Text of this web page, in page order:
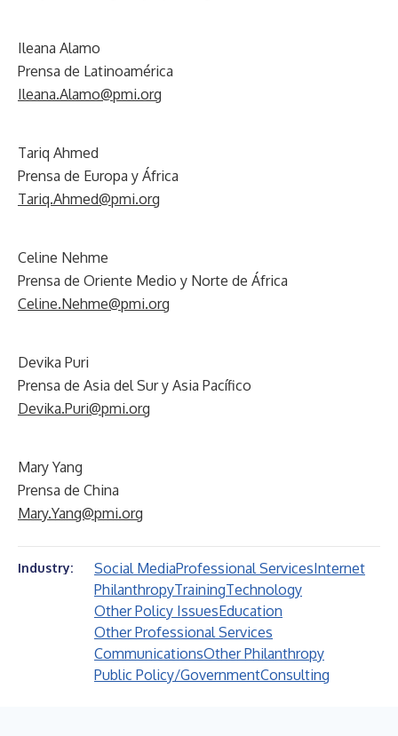
Ileana Alamo
Prensa de Latinoamérica
Ileana.Alamo@pmi.org
Tariq Ahmed
Prensa de Europa y África
Tariq.Ahmed@pmi.org
Celine Nehme
Prensa de Oriente Medio y Norte de África
Celine.Nehme@pmi.org
Devika Puri
Prensa de Asia del Sur y Asia Pacífico
Devika.Puri@pmi.org
Mary Yang
Prensa de China
Mary.Yang@pmi.org
Industry: Social MediaProfessional ServicesInternet
PhilanthropyTrainingTechnology
Other Policy IssuesEducation
Other Professional Services
CommunicationsOther Philanthropy
Public Policy/GovernmentConsulting